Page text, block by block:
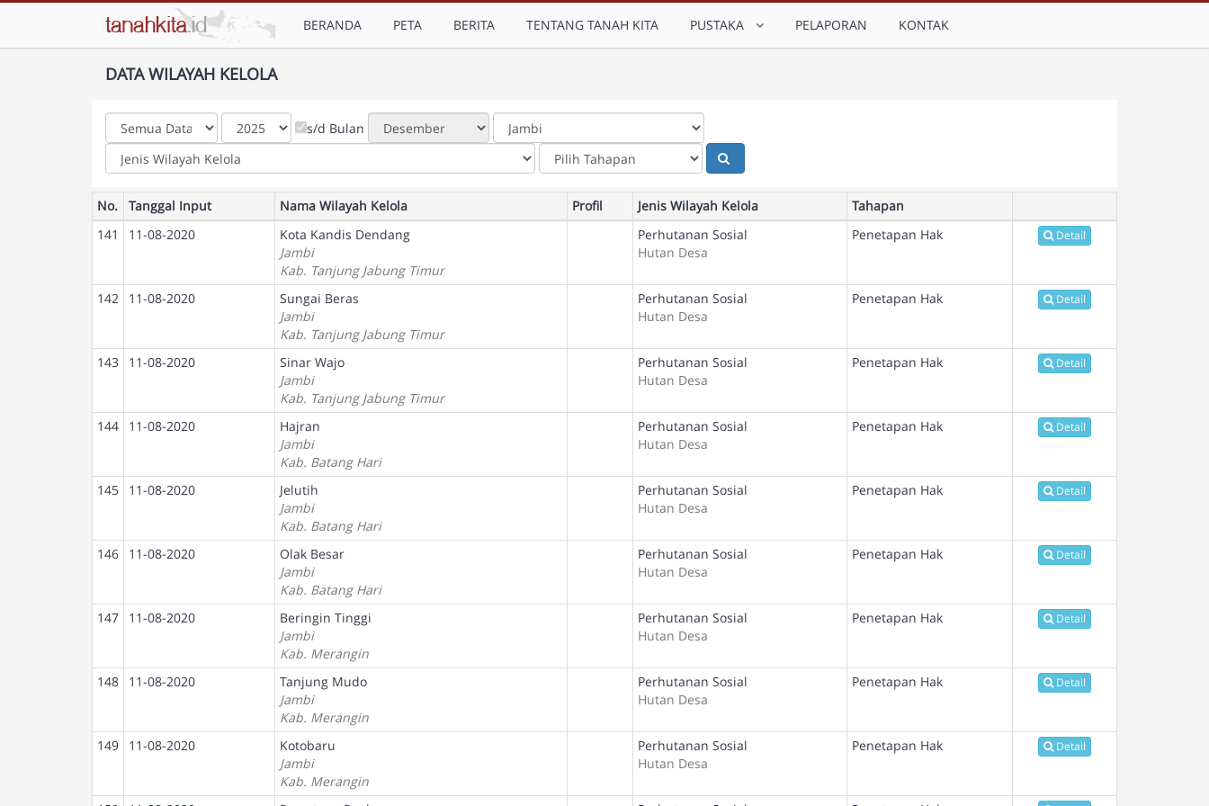
BERANDA PETA BERITA TENTANG TANAH KITA PUSTAKA PELAPORAN KONTAK
DATA WILAYAH KELOLA
s/d Bulan
No. Tanggal Input Nama Wilayah Kelola Profil Jenis Wilayah Kelola
Tahapan
141
11-08-2020
Kota Kandis Dendang
Jambi
Kab. Tanjung Jabung Timur
Perhutanan Sosial
Hutan Desa
Penetapan Hak Detail
142 11-08-2020
Sungai Beras
Jambi
Kab. Tanjung Jabung Timur
Perhutanan Sosial
Hutan Desa
Penetapan Hak Detail
143 11-08-2020
Sinar Wajo
Jambi
Kab. Tanjung Jabung Timur
Perhutanan Sosial
Hutan Desa
Penetapan Hak Detail
144 11-08-2020
Hajran
Jambi
Kab. Batang Hari
Perhutanan Sosial
Hutan Desa
Penetapan Hak Detail
145 11-08-2020
Jelutih
Jambi
Kab. Batang Hari
Perhutanan Sosial
Hutan Desa
Penetapan Hak Detail
146 11-08-2020
Olak Besar
Jambi
Kab. Batang Hari
Perhutanan Sosial
Hutan Desa
Penetapan Hak Detail
147 11-08-2020
Beringin Tinggi
Jambi
Kab. Merangin
Perhutanan Sosial
Hutan Desa
Penetapan Hak Detail
148 11-08-2020
Tanjung Mudo
Jambi
Kab. Merangin
Perhutanan Sosial
Hutan Desa
Penetapan Hak Detail
149 11-08-2020
Kotobaru
Jambi
Kab. Merangin
Perhutanan Sosial
Hutan Desa
Penetapan Hak Detail